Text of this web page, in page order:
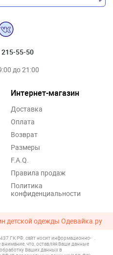
215-55-50
до 21:00
Интернет-магазин
Доставка
Оплата
Возврат
Размеры
F.A.Q.
Правила продаж
Политика
конфиденциальности
детской одежды Одевайка.ру
ГК РФ, сайт носит информационно-
что, оставляя Ваши данные
Ваших данных в
.